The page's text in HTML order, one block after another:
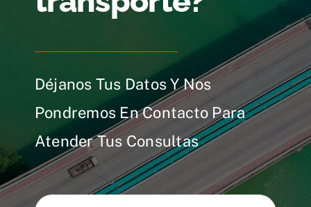
Déjanos Tus Datos Y Nos
Pondremos En Contacto Para
Atender Tus Consultas